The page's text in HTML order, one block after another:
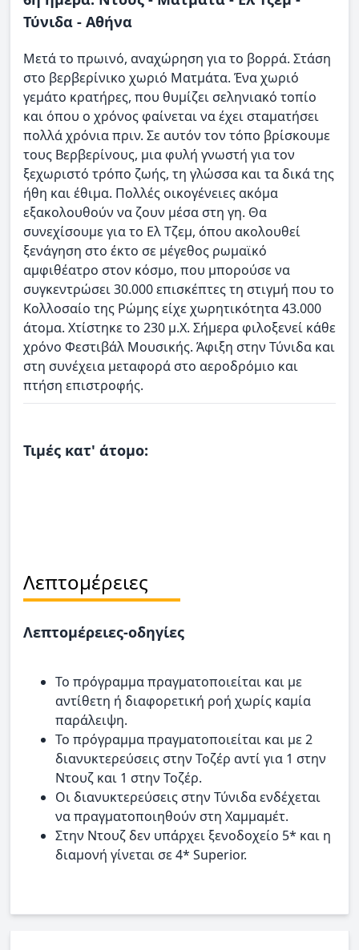
Τύνιδα - Αθήνα
Μετά το πρωινό, αναχώρηση για το βορρά. Στάση
στο βερβερίνικο χωριό Ματμάτα. Ένα χωριό
γεμάτο κρατήρες, που θυμίζει σεληνιακό τοπίο
και όπου ο χρόνος φαίνεται να έχει σταματήσει
πολλά χρόνια πριν. Σε αυτόν τον τόπο βρίσκουμε
τους Βερβερίνους, μια φυλή γνωστή για τον
ξεχωριστό τρόπο ζωής, τη γλώσσα και τα δικά της
ήθη και έθιμα. Πολλές οικογένειες ακόμα
εξακολουθούν να ζουν μέσα στη γη. Θα
συνεχίσουμε για το Ελ Τζεμ, όπου ακολουθεί
ξενάγηση στο έκτο σε μέγεθος ρωμαϊκό
αμφιθέατρο στον κόσμο, που μπορούσε να
συγκεντρώσει 30.000 επισκέπτες τη στιγμή που το
Κολλοσαίο της Ρώμης είχε χωρητικότητα 43.000
άτομα. Χτίστηκε το 230 μ.Χ. Σήμερα φιλοξενεί κάθε
χρόνο Φεστιβάλ Μουσικής. Άφιξη στην Τύνιδα και
στη συνέχεια μεταφορά στο αεροδρόμιο και
πτήση επιστροφής.
Τιμές κατ' άτομο:
Λεπτομέρειες
Λεπτομέρειες-οδηγίες
Το πρόγραμμα πραγματοποιείται και με
αντίθετη ή διαφορετική ροή χωρίς καμία
παράλειψη.
Το πρόγραμμα πραγματοποιείται και με 2
διανυκτερεύσεις στην Τοζέρ αντί για 1 στην
Ντουζ και 1 στην Τοζέρ.
Οι διανυκτερεύσεις στην Τύνιδα ενδέχεται
να πραγματοποιηθούν στη Χαμμαμέτ.
Στην Ντουζ δεν υπάρχει ξενοδοχείο 5* και η
διαμονή γίνεται σε 4* Superior.